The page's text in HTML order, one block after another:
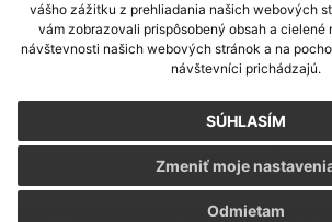
vášho zážitku z prehliadania našich webových
vám zobrazovali prispôsobený obsah a cielené
návštevnosti našich webových stránok a na
návštevníci prichádzajú.
SÚHLASÍM
Odmietam
Zmeniť moje
Posledná aktualizácia:
Vytlačiť stránku|Vyhlásenie o
webdesign